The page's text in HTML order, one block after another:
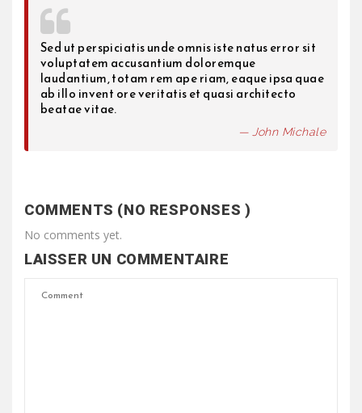
Sed ut perspiciatis unde omnis iste natus error sit
voluptatem accusantium doloremque
laudantium, totam rem ape riam, eaque ipsa quae
ab illo invent ore veritatis et quasi architecto
beatae vitae.
John Michale
COMMENTS (NO RESPONSES )
No comments yet.
LAISSER UN COMMENTAIRE